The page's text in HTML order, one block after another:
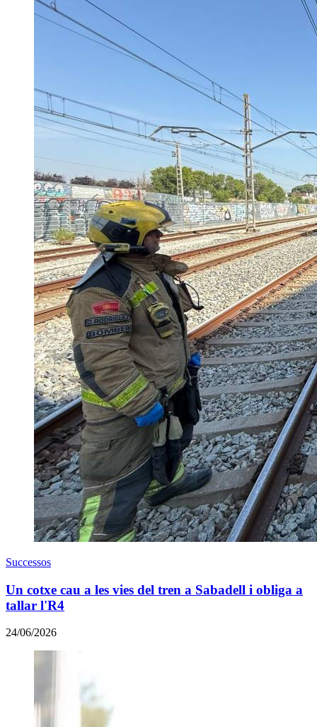
Successos
Un cotxe cau a les vies del tren a Sabadell i obliga a
tallar l'R4
24/06/2026